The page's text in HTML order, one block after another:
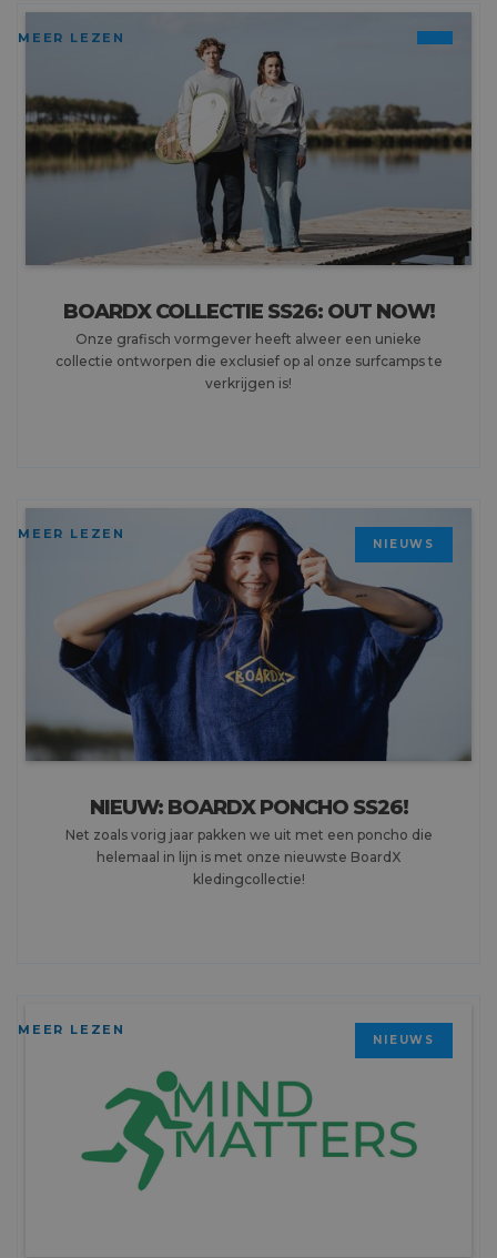
BOARDX COLLECTIE SS26: OUT NOW!
Onze grafisch vormgever heeft alweer een unieke
collectie ontworpen die exclusief op al onze surfcamps te
verkrijgen is!
MEER LEZEN
NIEUW: BOARDX PONCHO SS26!
Net zoals vorig jaar pakken we uit met een poncho die
helemaal in lijn is met onze nieuwste BoardX
kledingcollectie!
MEER LEZEN
NIEUWS
MEER LEZEN
NIEUWS